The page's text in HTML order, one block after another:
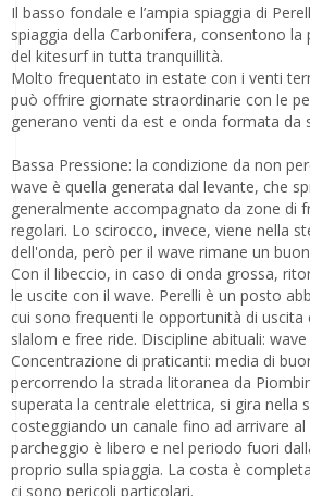
Il basso fondale e l’ampia spiaggia di
spiaggia della Carbonifera, consentono la
del kitesurf in tutta tranquillità.
Molto frequentato in estate con i venti
può offrire giornate straordinarie con le
generano venti da est e onda formata da
Bassa Pressione: la condizione da non
wave è quella generata dal levante, che
generalmente accompagnato da zone di
regolari. Lo scirocco, invece, viene nella
dell'onda, però per il wave rimane un
Con il libeccio, in caso di onda grossa,
le uscite con il wave. Perelli è un posto
cui sono frequenti le opportunità di
slalom e free ride. Discipline abituali:
Concentrazione di praticanti: media di
percorrendo la strada litoranea da
superata la centrale elettrica, si gira nella
costeggiando un canale fino ad arrivare
parcheggio è libero e nel periodo fuori
proprio sulla spiaggia. La costa è
ci sono pericoli particolari.